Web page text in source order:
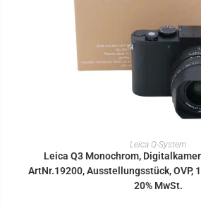
IN DEN WARENKORB
Leica Q-System
Leica Q3 Monochrom,
ArtNr.19200, Ausstellungsstück, OVP,
20% MwSt.